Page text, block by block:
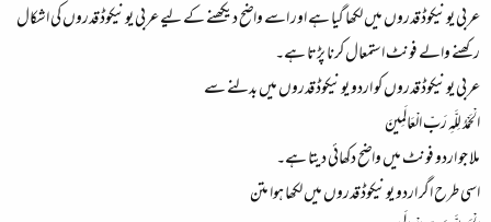
عربی یونیکوڈ قدروں میں لکھا گیا ہے اور اسے واضح دیکھنے کے لیے عربی یونیکوڈ قدروں کی اشکال
رکھنے والے فونٹ استمعال کرنا پڑتا ہے۔
عربی یونیکوڈ قدروں کو اردو یونیکوڈ قدروں میں بدلنے سے
الْحَمْدُ لِلَّہِ رَبِّ الْعَالَمِینَ
ملا جو اردو فونٹ میں واضح دکھائی دیتا ہے۔
اسی طرح اگر اردو یونیکوڈ قدروں میں لکھا ہوا متن